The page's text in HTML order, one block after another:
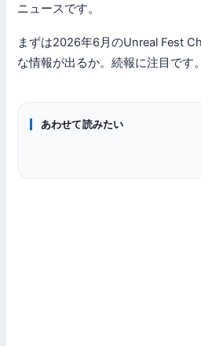
ニュースです。
まずは2026年6月のUnreal Fest
な情報が出るか。続報に注目です。
あわせて読みたい
CPU
CPU